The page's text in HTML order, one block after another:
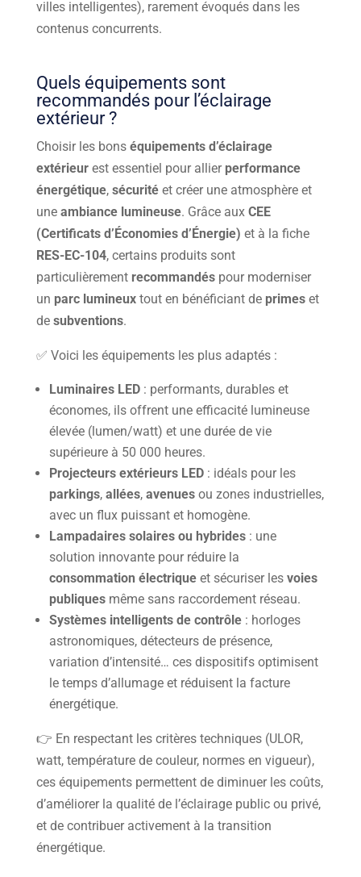
villes intelligentes), rarement évoqués dans les
contenus concurrents.
Quels équipements sont
recommandés pour l’éclairage
extérieur ?
Choisir les bons équipements d’éclairage
extérieurest essentiel pour allier performance
énergétique, sécuritéet créer une atmosphère et
une ambiance lumineuse. Grâce aux CEE
(Certificats d’Économies d’Énergie) et à la fiche
RES-EC-104, certains produits sont
particulièrement recommandéspour moderniser
un parc lumineuxtout en bénéficiant de primeset
de subventions.
✅ Voici les équipements les plus adaptés :
Luminaires LED: performants, durables et
économes, ils offrent une efficacité lumineuse
élevée (lumen/watt) et une durée de vie
supérieure à 50 000 heures.
Projecteurs extérieurs LED: idéals pour les
parkings, allées, avenuesou zones industrielles,
avec un flux puissant et homogène.
Lampadaires solaires ou hybrides: une
solution innovante pour réduire la
consommation électriqueet sécuriser les voies
publiquesmême sans raccordement réseau.
Systèmes intelligents de contrôle: horloges
astronomiques, détecteurs de présence,
variation d’intensité… ces dispositifs optimisent
le temps d’allumage et réduisent la facture
énergétique.
👉 En respectant les critères techniques (ULOR,
watt, température de couleur, normes en vigueur),
ces équipements permettent de diminuer les coûts,
d’améliorer la qualité de l’éclairage public ou privé,
et de contribuer activement à la transition
énergétique.